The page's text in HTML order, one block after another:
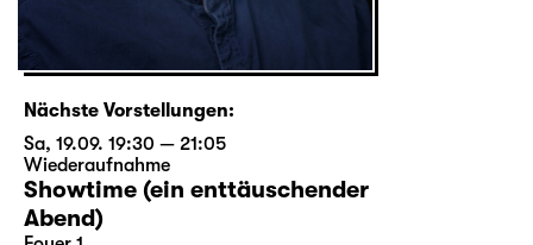
Nächste Vorstellungen:
Sa, 19.09. 19:30 — 21:05
Wiederaufnahme
Showtime (ein enttäuschender
Abend)